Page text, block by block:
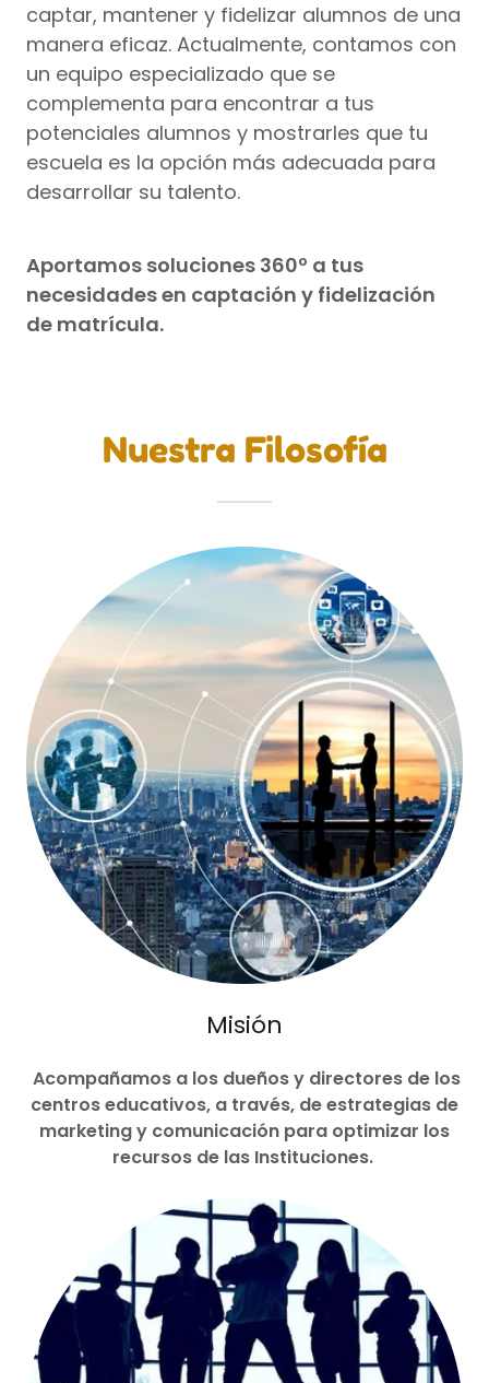
captar, mantener y fidelizar alumnos de una
manera eficaz. Actualmente, contamos con
un equipo especializado que se
complementa para encontrar a tus
potenciales alumnos y mostrarles que tu
escuela es la opción más adecuada para
desarrollar su talento.
Aportamos soluciones 360º a tus
necesidades en captación y fidelización
de matrícula.
Nuestra Filosofía
Misión
Acompañamos a los dueños y directores de los
centros educativos, a través, de estrategias de
marketing y comunicación para optimizar los
recursos de las Instituciones.